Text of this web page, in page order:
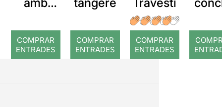
Villarros
a
COMPRAR
ENTRADES
COMPRAR
ENTRADES
COMPRAR
ENTRADES